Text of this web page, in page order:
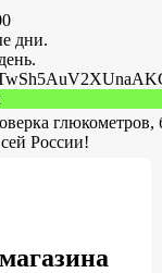
дни.
глюкометров,
России!